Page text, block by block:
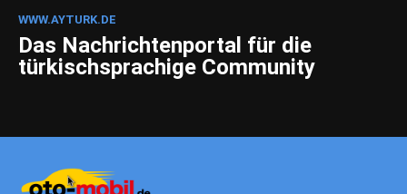
WWW.AYTURK.DE
Das Nachrichtenportal für die
türkischsprachige Community